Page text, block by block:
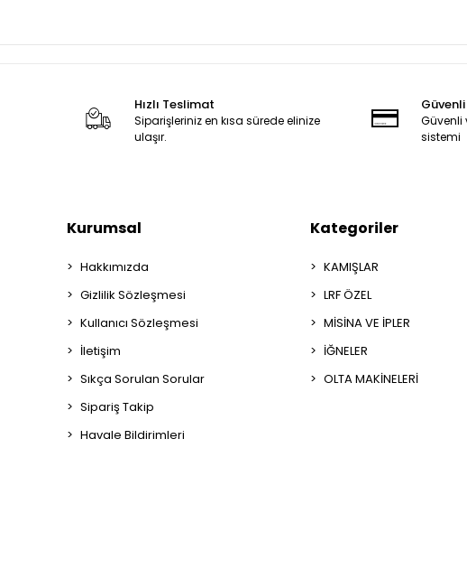
Hızlı Teslimat
Siparişleriniz en kısa sürede elinize
ulaşır.
Güvenli
Güvenli
sistemi
Kurumsal
Hakkımızda
Gizlilik Sözleşmesi
Kullanıcı Sözleşmesi
İletişim
Sıkça Sorulan Sorular
Sipariş Takip
Havale Bildirimleri
Kategoriler
KAMIŞLAR
LRF ÖZEL
MİSİNA VE İPLER
İĞNELER
OLTA MAKİNELERİ